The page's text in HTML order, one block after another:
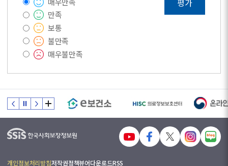
만족
보통
불만족
매우불만족
평가
개인정보처리방침저작권정책뷰어다운로드RSS